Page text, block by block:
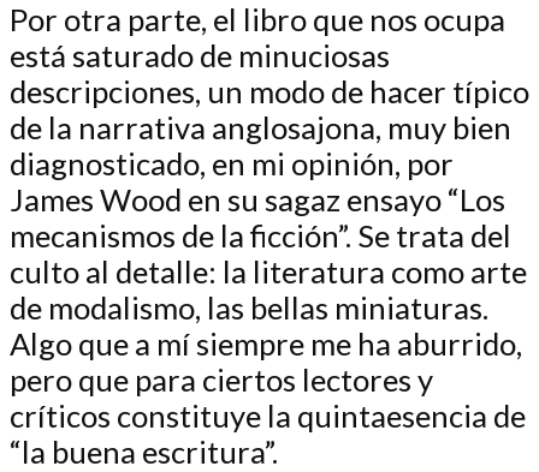
Por otra parte, el libro que nos ocupa
está saturado de minuciosas
descripciones, un modo de hacer típico
de la narrativa anglosajona, muy bien
diagnosticado, en mi opinión, por
James Wood en su sagaz ensayo “Los
mecanismos de la ficción”. Se trata del
culto al detalle: la literatura como arte
de modalismo, las bellas miniaturas.
Algo que a mí siempre me ha aburrido,
pero que para ciertos lectores y
críticos constituye la quintaesencia de
“la buena escritura”.